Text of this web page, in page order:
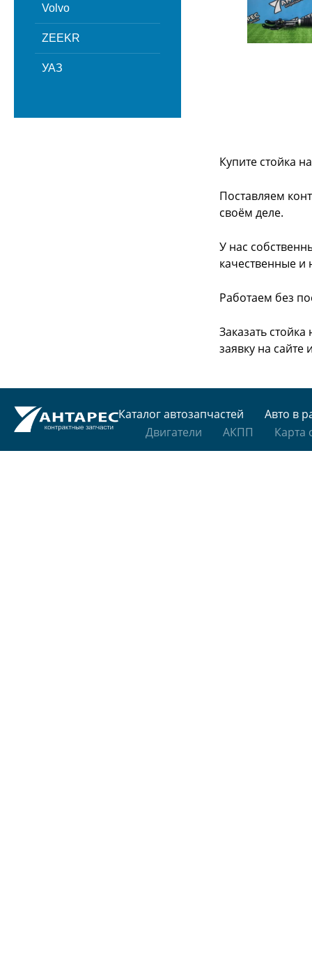
Volvo
ZEEKR
УАЗ
Купите стойка
Поставляем
своём деле.
У нас
качественные и
Работаем без
Заказать
заявку на сайте
Каталог автозапчастей
Авто в
Двигатели
АКПП Карта